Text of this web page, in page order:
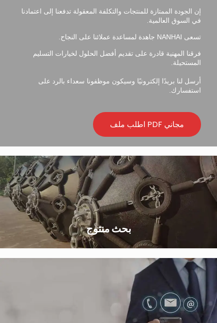
إن الجودة الممتازة للمنتجات والتكلفة المعقولة تدفعنا إلى اعتمادنا
في السوق العالمية.
تسعى NANHAI جاهدة لمساعدة عملائنا على النجاح.
فرقنا المهنية قادرة على تقديم أفضل الحلول لخيارات التسليم
المستحيلة.
أرسل لنا بريدًا إلكترونيًا وسيكون موظفونا سعداء بالرد على
استفسارك.
اطلب ملف PDF مجاني
بحث منتوج